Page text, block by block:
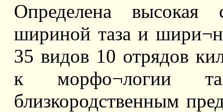
Определена высокая
шириной таза и
35 видов 10 отрядов
к морфо¬логии
близкородственным